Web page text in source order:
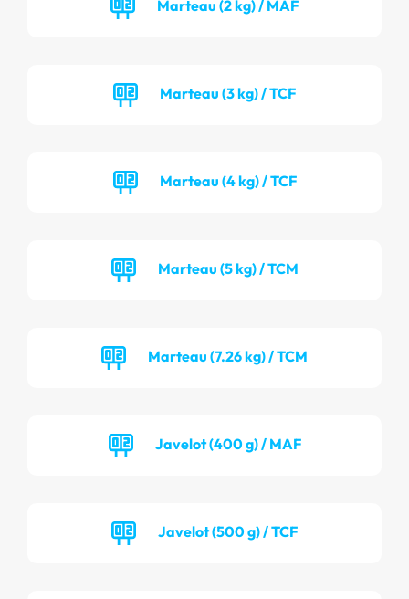
Marteau (2 kg) / MAF
Marteau (3 kg) / TCF
Marteau (4 kg) / TCF
Marteau (5 kg) / TCM
Marteau (7.26 kg) / TCM
Javelot (400 g) / MAF
Javelot (500 g) / TCF